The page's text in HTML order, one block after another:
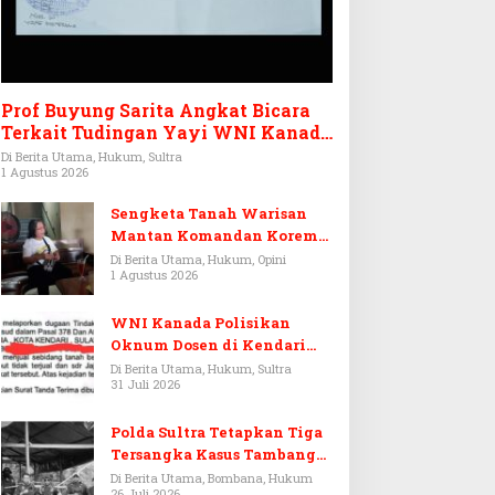
Prof Buyung Sarita Angkat Bicara
Terkait Tudingan Yayi WNI Kanada
Ditagih Utang Rp3,6 Miliar
Di Berita Utama, Hukum, Sultra
1 Agustus 2026
Sengketa Tanah Warisan
Mantan Komandan Korem
143/HO, Ketika Warisan
Menjadi Arena Pemerasan
Di Berita Utama, Hukum, Opini
1 Agustus 2026
WNI Kanada Polisikan
Oknum Dosen di Kendari
Terkait Aset Puluhan Miliar
Di Berita Utama, Hukum, Sultra
31 Juli 2026
Polda Sultra Tetapkan Tiga
Tersangka Kasus Tambang
Emas Ilegal di Bombana
Di Berita Utama, Bombana, Hukum